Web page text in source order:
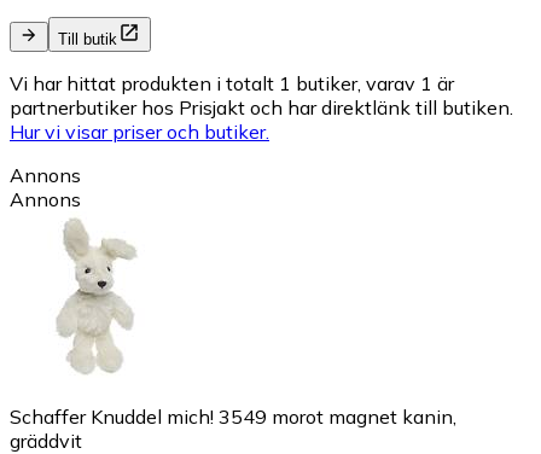
Till butik
Vi har hittat produkten i totalt 1 butiker, varav 1 är
partnerbutiker hos Prisjakt och har direktlänk till butiken.
Hur vi visar priser och butiker.
Annons
Annons
Schaffer Knuddel mich! 3549 morot magnet kanin,
gräddvit